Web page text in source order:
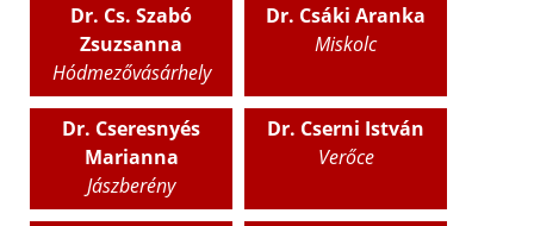
Dr. Cs. Szabó
Zsuzsanna
Hódmezővásárhely
Dr. Csáki Aranka
Miskolc
Dr. Cseresnyés
Marianna
Jászberény
Dr. Cserni István
Verőce